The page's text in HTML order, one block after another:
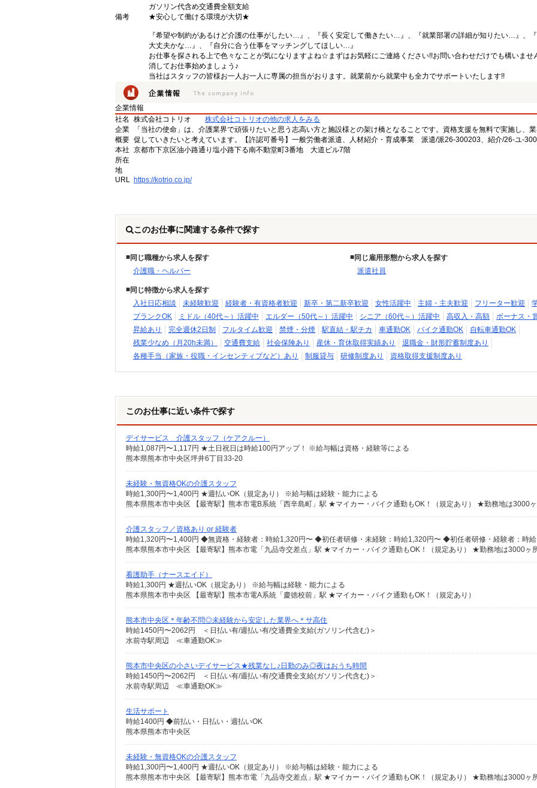
ガソリン代含め交通費全額支給
備考
★安心して働ける環境が大切★
『希望や制約があるけど介護の仕事がしたい…』、『長く安定して働きたい…』、『就業部署の詳細が知りたい…』、
大丈夫かな…』、『自分に合う仕事をマッチングしてほしい…』
お仕事を探される上で色々なことが気になりますよね☆まずはお気軽にご連絡ください!!お問い合わせだけでも構いませ
消してお仕事始めましょう♪
当社はスタッフの皆様お一人お一人に専属の担当がおります。就業前から就業中も全力でサポートいたします!!
企業情報
社名
株式会社コトリオ
株式会社コトリオの他の求人をみる
企業
概要
「当社の使命」は、介護業界で頑張りたいと思う志高い方と施設様との架け橋となることです。資格支援を無料で実施し、
促していきたいと考えています。【許認可番号】一般労働者派遣、人材紹介・育成事業 派遣/派26-300203、紹介/26-ユ-
本社
所在
地
京都市下京区油小路通り塩小路下る南不動堂町3番地 大道ビル7階
URL https://kotrio.co.jp/
このお仕事に関連する条件で探す
同じ職種から求人を探す
介護職・ヘルパー
同じ雇用形態から求人を探す
派遣社員
同じ特徴から求人を探す
入社日応相談
未経験歓迎 経験者・有資格者歓迎 新卒・第二新卒歓迎 女性活躍中 主婦・主夫歓迎 フリーター歓迎
ブランクOK
ミドル（40代～）活躍中 エルダー（50代～）活躍中 シニア（60代～）活躍中 高収入・高額
ボーナス・
昇給あり
完全週休2日制 フルタイム歓迎 禁煙・分煙 駅直結・駅チカ 車通勤OK バイク通勤OK
自転車通勤OK
残業少なめ（月20h未満）
交通費支給 社会保険あり 産休・育休取得実績あり
退職金・財形貯蓄制度あり
各種手当（家族・役職・インセンティブなど）あり
制服貸与 研修制度あり 資格取得支援制度あり
このお仕事に近い条件で探す
デイサービス 介護スタッフ（ケアクルー）
時給1,087円〜1,117円 ★土日祝日は時給100円アップ！ ※給与幅は資格・経験等による
熊本県熊本市中央区坪井6丁目33-20
未経験・無資格OKの介護スタッフ
時給1,300円〜1,400円 ★週払いOK（規定あり） ※給与幅は経験・能力による
介護スタッフ／資格あり or 経験者
看護助手（ナースエイド）
時給1,300円 ★週払いOK（規定あり） ※給与幅は経験・能力による
熊本県熊本市中央区 【最寄駅】熊本市電A系統「慶徳校前」駅 ★マイカー・バイク通勤もOK！（規定あり）
熊本市中央区＊年齢不問◎未経験から安定した業界へ＊サ高住
時給1450円〜2062円 ＜日払い有/週払い有/交通費全支給(ガソリン代含む)＞
水前寺駅周辺 ≪車通勤OK≫
熊本市中央区の小さいデイサービス★残業なし♪日勤のみ◎夜はおうち時間
時給1450円〜2062円 ＜日払い有/週払い有/交通費全支給(ガソリン代含む)＞
水前寺駅周辺 ≪車通勤OK≫
生活サポート
時給1400円 ◆前払い・日払い・週払いOK
熊本県熊本市中央区
未経験・無資格OKの介護スタッフ
時給1,300円〜1,400円 ★週払いOK（規定あり） ※給与幅は経験・能力による